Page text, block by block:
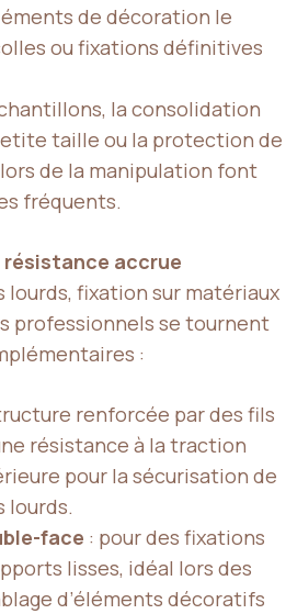
de décoration le
ou fixations définitives
la consolidation
taille ou la protection de
de la manipulation font
fréquents.
résistance accrue
fixation sur matériaux
professionnels se tournent
:
renforcée par des fils
résistance à la traction
pour la sécurisation de
lourds.
face : pour des fixations
lisses, idéal lors des
d’éléments décoratifs